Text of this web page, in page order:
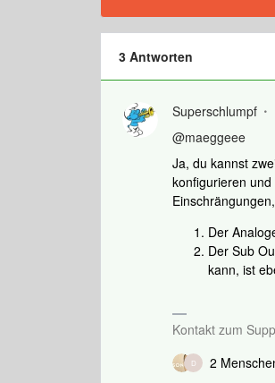
3 Antworten
Superschlumpf
@maeggeee
Ja, du kannst
konfigurieren
Der
Der Sub
kann, ist
Kontakt zum
D
2